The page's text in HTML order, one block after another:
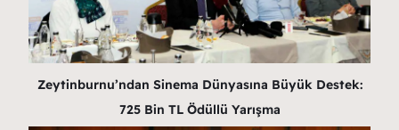
Zeytinburnu’ndan Sinema Dünyasına Büyük Destek:
725 Bin TL Ödüllü Yarışma